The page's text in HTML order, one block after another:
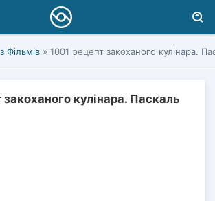
з Фільмів » 1001 рецепт закоханого кулінара.
закоханого кулінара. Паскаль